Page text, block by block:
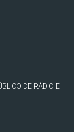
DE RÁDIO E